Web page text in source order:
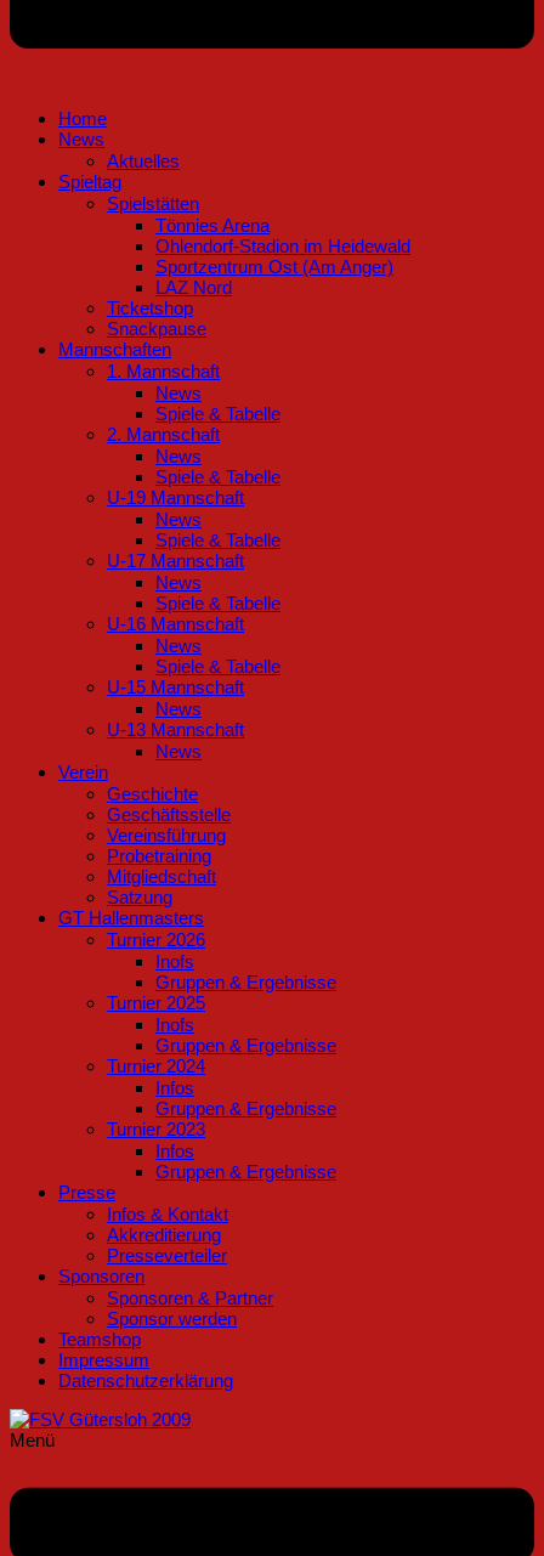
Home
News
Aktuelles
Spieltag
Spielstätten
Tönnies Arena
Ohlendorf-Stadion im Heidewald
Sportzentrum Ost (Am Anger)
LAZ Nord
Ticketshop
Snackpause
Mannschaften
1. Mannschaft
News
Spiele & Tabelle
2. Mannschaft
News
Spiele & Tabelle
U-19 Mannschaft
News
Spiele & Tabelle
U-17 Mannschaft
News
Spiele & Tabelle
U-16 Mannschaft
News
Spiele & Tabelle
U-15 Mannschaft
News
U-13 Mannschaft
News
Verein
Geschichte
Geschäftsstelle
Vereinsführung
Probetraining
Mitgliedschaft
Satzung
GT Hallenmasters
Turnier 2026
Inofs
Gruppen & Ergebnisse
Turnier 2025
Inofs
Gruppen & Ergebnisse
Turnier 2024
Infos
Gruppen & Ergebnisse
Turnier 2023
Infos
Gruppen & Ergebnisse
Presse
Infos & Kontakt
Akkreditierung
Presseverteiler
Sponsoren
Sponsoren & Partner
Sponsor werden
Teamshop
Impressum
Datenschutzerklärung
Menü